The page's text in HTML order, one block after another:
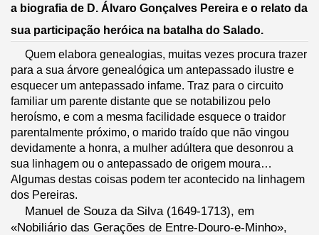
a biografia de D. Álvaro Gonçalves Pereira e o relato da
sua participação heróica na batalha do Salado.
Quem elabora genealogias, muitas vezes procura trazer
para a sua árvore genealógica um antepassado ilustre e
esquecer um antepassado infame. Traz para o circuito
familiar um parente distante que se notabilizou pelo
heroísmo, e com a mesma facilidade esquece o traidor
parentalmente próximo, o marido traído que não vingou
devidamente a honra, a mulher adúltera que desonrou a
sua linhagem ou o antepassado de origem moura…
Algumas destas coisas podem ter acontecido na linhagem
dos Pereiras.
Manuel de Souza da Silva (1649-1713), em
«Nobiliário das Gerações de Entre-Douro-e-Minho»,